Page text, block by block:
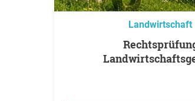
Landwirtschaft
Rechtsprüfung